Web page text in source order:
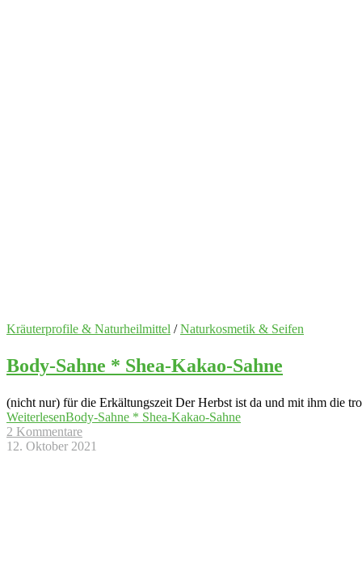
Kräuterprofile & Naturheilmittel /Naturkosmetik & Seifen
Body-Sahne * Shea-Kakao-Sahne
(nicht nur) für die Erkältungszeit Der Herbst ist da und mit ihm die
WeiterlesenBody-Sahne * Shea-Kakao-Sahne
2 Kommentare
12. Oktober 2021